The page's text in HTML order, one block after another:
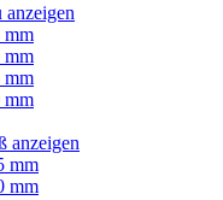
anzeigen
mm
mm
mm
mm
anzeigen
mm
mm